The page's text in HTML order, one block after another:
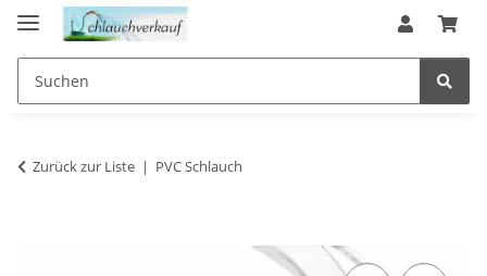
Zurück zur Liste PVC Schlauch